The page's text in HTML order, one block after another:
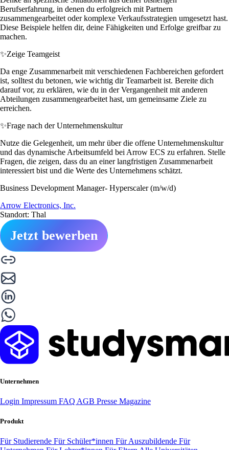
Berufserfahrung, in denen du erfolgreich mit Partnern
zusammengearbeitet oder komplexe Verkaufsstrategien umgesetzt hast.
Diese Beispiele helfen dir, deine Fähigkeiten und Erfolge greifbar zu
machen.
✨Zeige Teamgeist
Da enge Zusammenarbeit mit verschiedenen Fachbereichen gefordert
ist, solltest du betonen, wie wichtig dir Teamarbeit ist. Bereite dich
darauf vor, zu erklären, wie du in der Vergangenheit mit anderen
Abteilungen zusammengearbeitet hast, um gemeinsame Ziele zu
erreichen.
✨Frage nach der Unternehmenskultur
Nutze die Gelegenheit, um mehr über die offene Unternehmenskultur
und das dynamische Arbeitsumfeld bei Arrow ECS zu erfahren. Stelle
Fragen, die zeigen, dass du an einer langfristigen Zusammenarbeit
interessiert bist und die Werte des Unternehmens schätzt.
Business Development Manager- Hyperscaler (m/w/d)
Arrow Electronics, Inc.
Standort: Thal
Jetzt bewerben
Unternehmen
Login Impressum FAQ AGB Presse Magazine
Produkt
Für Studierende Für Schüler*innen Für Auszubildende Für